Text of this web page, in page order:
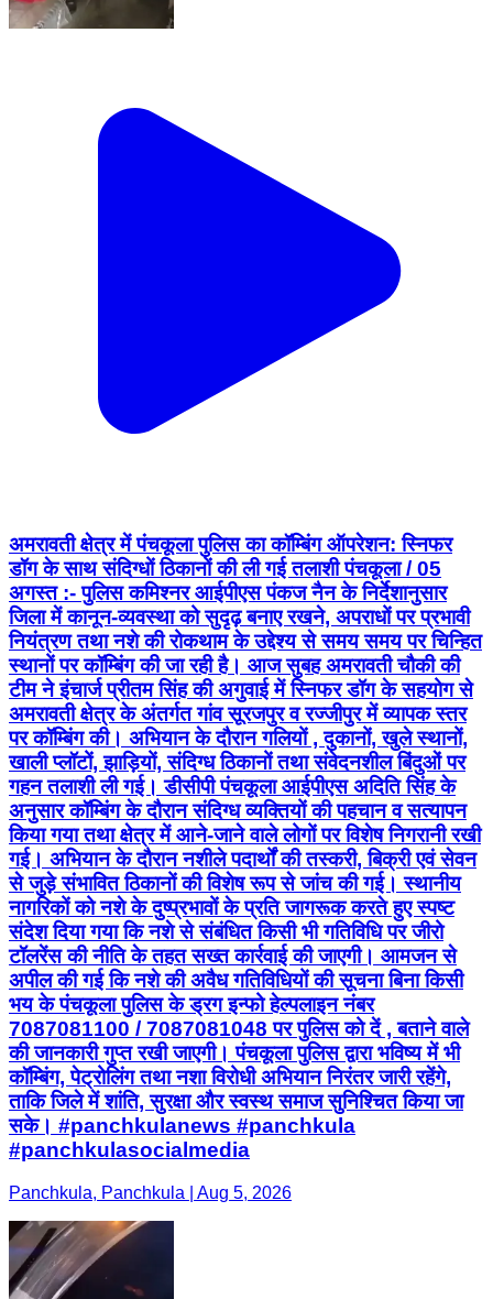
अमरावती क्षेत्र में पंचकूला पुलिस का कॉम्बिंग ऑपरेशन: स्निफर
डॉग के साथ संदिग्धों ठिकानों की ली गई तलाशी पंचकूला / 05
अगस्त :- पुलिस कमिश्नर आईपीएस पंकज नैन के निर्देशानुसार
जिला में कानून-व्यवस्था को सुदृढ़ बनाए रखने, अपराधों पर प्रभावी
नियंत्रण तथा नशे की रोकथाम के उद्देश्य से समय समय पर चिन्हित
स्थानों पर कॉम्बिंग की जा रही है। आज सुबह अमरावती चौकी की
टीम ने इंचार्ज प्रीतम सिंह की अगुवाई में स्निफर डॉग के सहयोग से
अमरावती क्षेत्र के अंतर्गत गांव सूरजपुर व रज्जीपुर में व्यापक स्तर
पर कॉम्बिंग की। अभियान के दौरान गलियों , दुकानों, खुले स्थानों,
खाली प्लॉटों, झाड़ियों, संदिग्ध ठिकानों तथा संवेदनशील बिंदुओं पर
गहन तलाशी ली गई। डीसीपी पंचकूला आईपीएस अदिति सिंह के
अनुसार कॉम्बिंग के दौरान संदिग्ध व्यक्तियों की पहचान व सत्यापन
किया गया तथा क्षेत्र में आने-जाने वाले लोगों पर विशेष निगरानी रखी
गई। अभियान के दौरान नशीले पदार्थों की तस्करी, बिक्री एवं सेवन
से जुड़े संभावित ठिकानों की विशेष रूप से जांच की गई। स्थानीय
नागरिकों को नशे के दुष्प्रभावों के प्रति जागरूक करते हुए स्पष्ट
संदेश दिया गया कि नशे से संबंधित किसी भी गतिविधि पर जीरो
टॉलरेंस की नीति के तहत सख्त कार्रवाई की जाएगी। आमजन से
अपील की गई कि नशे की अवैध गतिविधियों की सूचना बिना किसी
भय के पंचकूला पुलिस के ड्रग इन्फो हेल्पलाइन नंबर
7087081100 / 7087081048 पर पुलिस को दें , बताने वाले
की जानकारी गुप्त रखी जाएगी। पंचकूला पुलिस द्वारा भविष्य में भी
कॉम्बिंग, पेट्रोलिंग तथा नशा विरोधी अभियान निरंतर जारी रहेंगे,
ताकि जिले में शांति, सुरक्षा और स्वस्थ समाज सुनिश्चित किया जा
सके। #panchkulanews #panchkula
#panchkulasocialmedia
Panchkula, Panchkula | Aug 5, 2026